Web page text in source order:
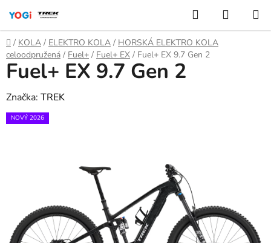
obsah
Hledat
KOŠÍK
Domů
/ KOLA / ELEKTRO KOLA / HORSKÁ ELEKTRO KOLA
celoodpružená / Fuel+ / Fuel+ EX / Fuel+ EX 9.7 Gen 2
Fuel+ EX 9.7 Gen 2
Značka: TREK
NOVÝ 2026